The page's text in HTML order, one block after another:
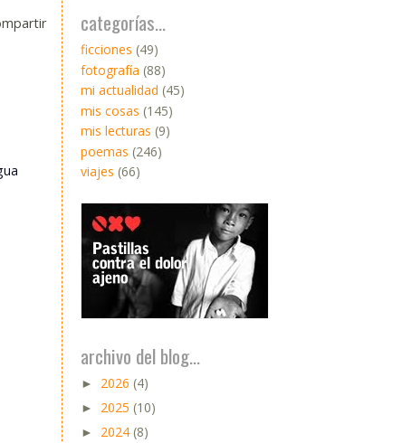
categorías...
ficciones (49)
fotografía (88)
mi actualidad (45)
mis cosas (145)
mis lecturas (9)
poemas (246)
viajes (66)
archivo del blog...
► 2026 (4)
► 2025 (10)
► 2024 (8)